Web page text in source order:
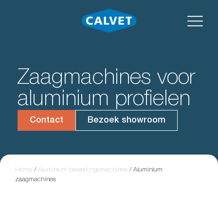
Zaagmachines voor
aluminium profielen
Contact Bezoek showroom
Home /Aluminium bewerkingsmachines /Aluminium
zaagmachines